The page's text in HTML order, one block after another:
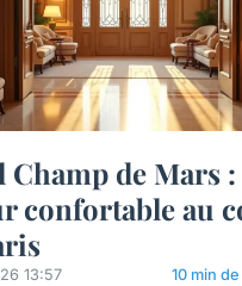
Champ de Mars
confortable au
13:57 10 min